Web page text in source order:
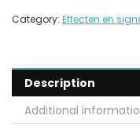
Category: Effecten en
Description
Additional